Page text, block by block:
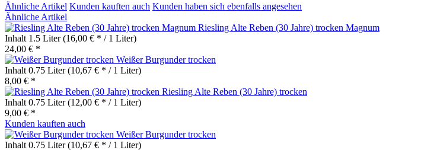
Ähnliche Artikel Kunden kauften auch Kunden haben sich ebenfalls angesehen
Ähnliche Artikel
Riesling Alte Reben (30 Jahre) trocken Magnum
Inhalt 1.5 Liter(16,00 € * / 1 Liter)
24,00 € *
Weißer Burgunder trocken
Inhalt 0.75 Liter(10,67 € * / 1 Liter)
8,00 € *
Riesling Alte Reben (30 Jahre) trocken
Inhalt 0.75 Liter(12,00 € * / 1 Liter)
9,00 € *
Kunden kauften auch
Weißer Burgunder trocken
Inhalt 0.75 Liter(10,67 € * / 1 Liter)